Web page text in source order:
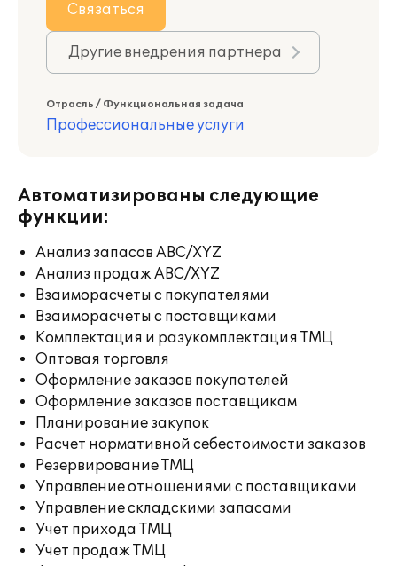
Связаться
Другие внедрения партнера
Отрасль / Функциональная задача
Профессиональные услуги
Автоматизированы следующие
функции:
Анализ запасов ABC/XYZ
Анализ продаж ABC/XYZ
Взаиморасчеты с покупателями
Взаиморасчеты с поставщиками
Комплектация и разукомплектация ТМЦ
Оптовая торговля
Оформление заказов покупателей
Оформление заказов поставщикам
Планирование закупок
Расчет нормативной себестоимости заказов
Резервирование ТМЦ
Управление отношениями с поставщиками
Управление складскими запасами
Учет прихода ТМЦ
Учет продаж ТМЦ